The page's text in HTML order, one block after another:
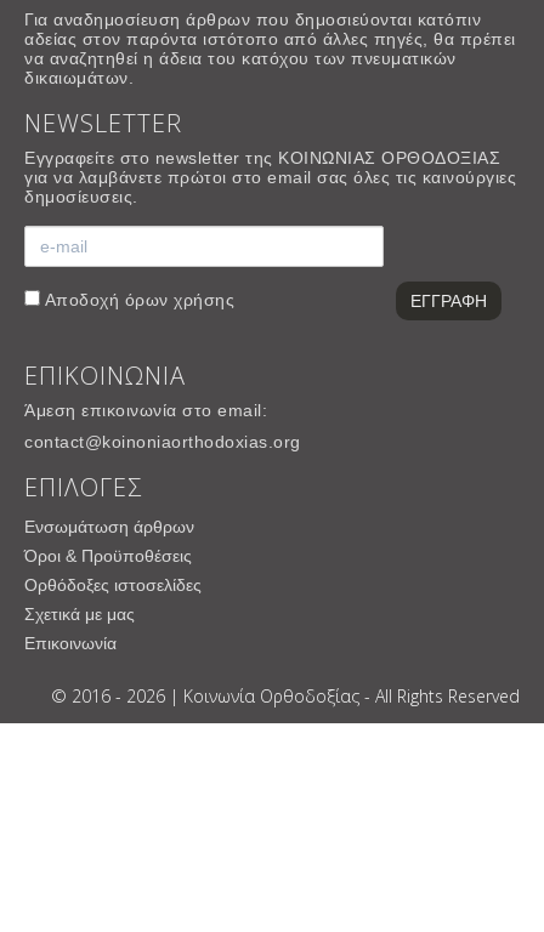
Για αναδημοσίευση άρθρων που δημοσιεύονται κατόπιν
αδείας στον παρόντα ιστότοπο από άλλες πηγές, θα πρέπει
να αναζητηθεί η άδεια του κατόχου των πνευματικών
δικαιωμάτων.
NEWSLETTER
Εγγραφείτε στο newsletter της ΚΟΙΝΩΝΙΑΣ ΟΡΘΟΔΟΞΙΑΣ
για να λαμβάνετε πρώτοι στο email σας όλες τις καινούργιες
δημοσίευσεις.
Αποδοχή όρων χρήσης
ΕΠΙΚΟΙΝΩΝΙΑ
Άμεση επικοινωνία στο email:
contact@koinoniaorthodoxias.org
ΕΠΙΛΟΓΕΣ
Ενσωμάτωση άρθρων
Όροι & Προϋποθέσεις
Ορθόδοξες ιστοσελίδες
Σχετικά με μας
Επικοινωνία
© 2016 - 2026 | Κοινωνία Ορθοδοξίας - All Rights Reserved